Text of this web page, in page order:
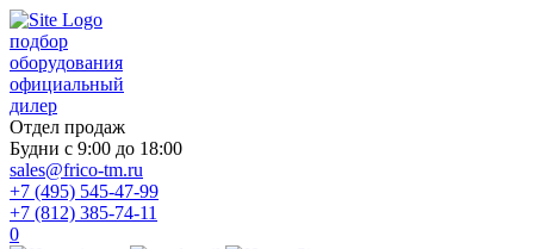
подбор
оборудования
официальный
дилер
Отдел продаж
Будни с 9:00 до 18:00
sales@frico-tm.ru
+7 (495) 545-47-99
+7 (812) 385-74-11
0